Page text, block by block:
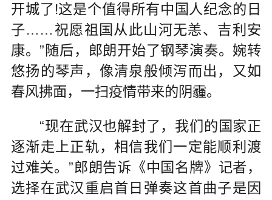
开城了!这是个值得所有中国人纪念的日
子……祝愿祖国从此山河无恙、吉利安
康。”随后，郎朗开始了钢琴演奏。婉转
悠扬的琴声，像清泉般倾泻而出，又如
春风拂面，一扫疫情带来的阴霾。
“现在武汉也解封了，我们的国家正
逐渐走上正轨，相信我们一定能顺利渡
过难关。”郎朗告诉《中国名牌》记者，
选择在武汉重启首日弹奏这首曲子是因